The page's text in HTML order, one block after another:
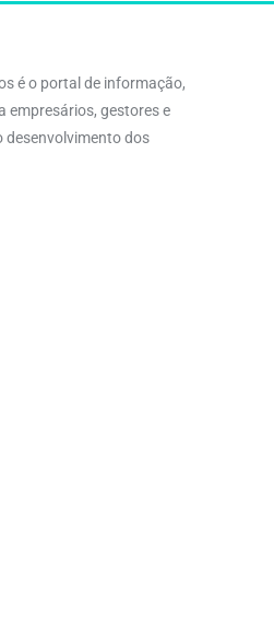
é o portal de informação,
empresários, gestores e
desenvolvimento dos